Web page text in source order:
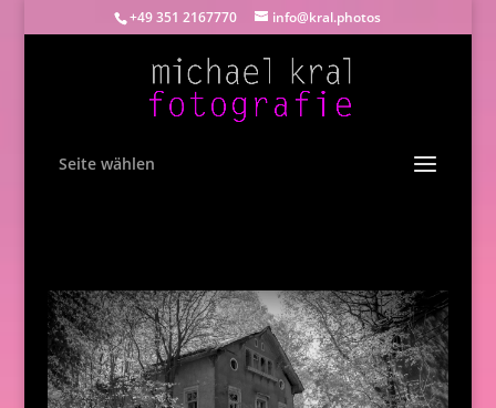
+49 351 2167770 info@kral.photos
Seite wählen